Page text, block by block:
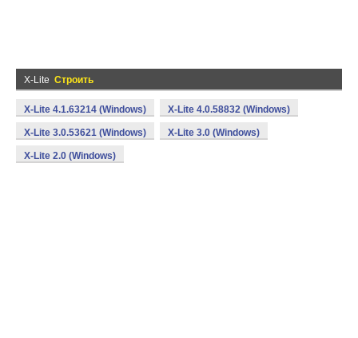
X-Lite Строить
X-Lite 4.1.63214 (Windows) X-Lite 4.0.58832 (Windows)
X-Lite 3.0.53621 (Windows) X-Lite 3.0 (Windows)
X-Lite 2.0 (Windows)